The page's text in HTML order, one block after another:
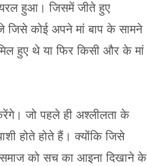
हुआ। जिसमें जीते हुए
जिसे कोई अपने मां बाप के सामने
हुए थे या फिर किसी और के मां
जो पहले ही अश्लीलता के
होते होते हैं। क्योंकि जिसे
समाज को सच का आइना दिखाने के